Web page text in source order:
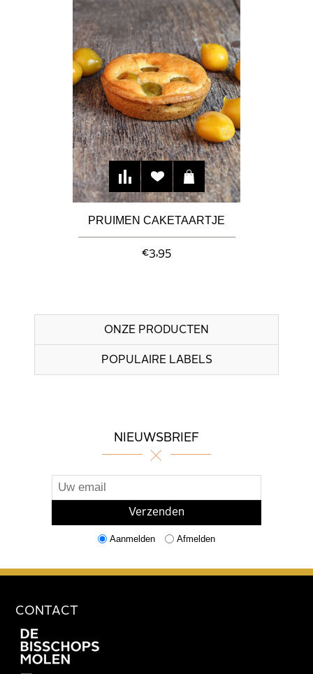
PRUIMEN CAKETAARTJE
€3,95
ONZE PRODUCTEN
POPULAIRE LABELS
NIEUWSBRIEF
Aanmelden Afmelden
CONTACT